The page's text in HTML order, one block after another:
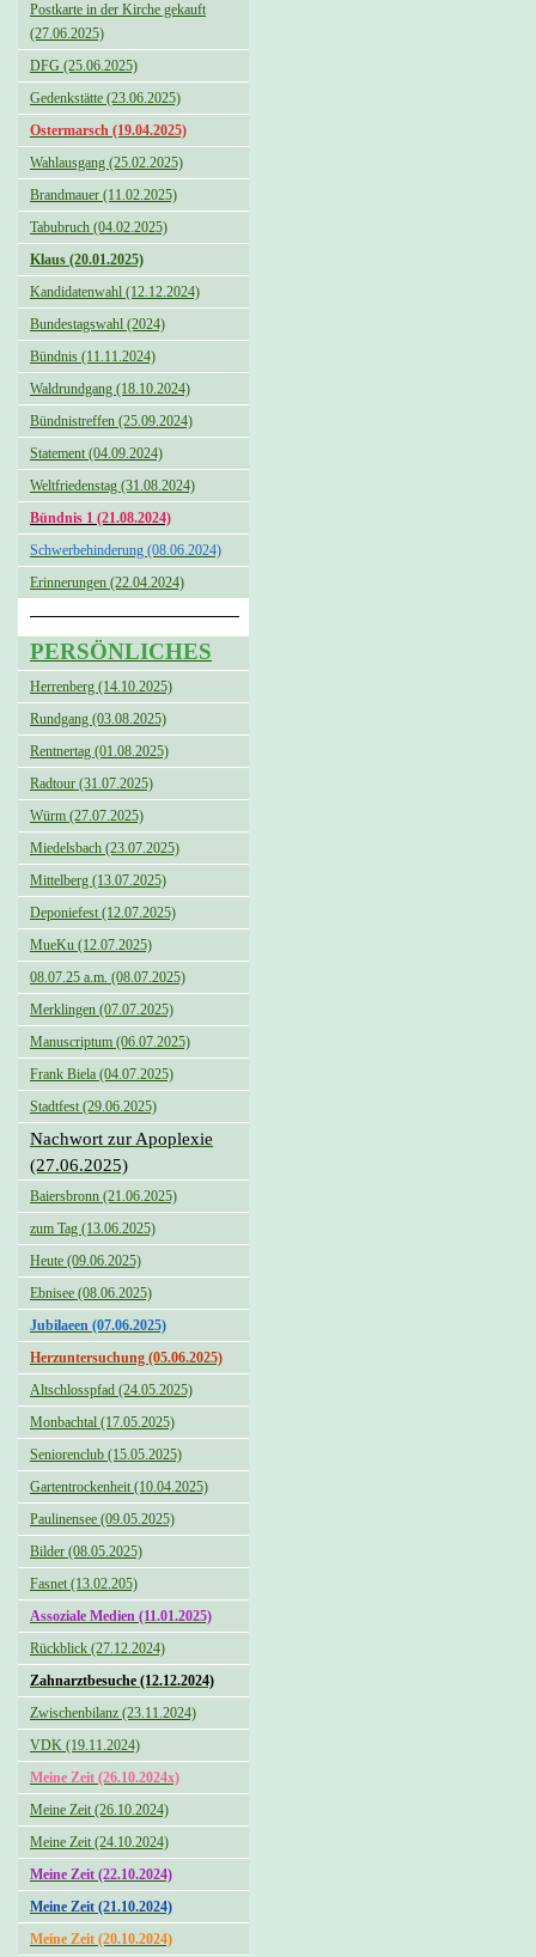
Postkarte in der Kirche gekauft
(27.06.2025)
DFG (25.06.2025)
Gedenkstätte (23.06.2025)
Ostermarsch (19.04.2025)
Wahlausgang (25.02.2025)
Brandmauer (11.02.2025)
Tabubruch (04.02.2025)
Klaus (20.01.2025)
Kandidatenwahl (12.12.2024)
Bundestagswahl (2024)
Bündnis (11.11.2024)
Waldrundgang (18.10.2024)
Bündnistreffen (25.09.2024)
Statement (04.09.2024)
Weltfriedenstag (31.08.2024)
Bündnis 1 (21.08.2024)
Schwerbehinderung (08.06.2024)
Erinnerungen (22.04.2024)
PERSÖNLICHES
Herrenberg (14.10.2025)
Rundgang (03.08.2025)
Rentnertag (01.08.2025)
Radtour (31.07.2025)
Würm (27.07.2025)
Miedelsbach (23.07.2025)
Mittelberg (13.07.2025)
Deponiefest (12.07.2025)
MueKu (12.07.2025)
08.07.25 a.m. (08.07.2025)
Merklingen (07.07.2025)
Manuscriptum (06.07.2025)
Frank Biela (04.07.2025)
Stadtfest (29.06.2025)
Nachwort zur Apoplexie
(27.06.2025)
Baiersbronn (21.06.2025)
zum Tag (13.06.2025)
Heute (09.06.2025)
Ebnisee (08.06.2025)
Jubilaeen (07.06.2025)
Herzuntersuchung (05.06.2025)
Altschlosspfad (24.05.2025)
Monbachtal (17.05.2025)
Seniorenclub (15.05.2025)
Gartentrockenheit (10.04.2025)
Paulinensee (09.05.2025)
Bilder (08.05.2025)
Fasnet (13.02.205)
Assoziale Medien (11.01.2025)
Rückblick (27.12.2024)
Zahnarztbesuche (12.12.2024)
Zwischenbilanz (23.11.2024)
VDK (19.11.2024)
Meine Zeit (26.10.2024x)
Meine Zeit (26.10.2024)
Meine Zeit (24.10.2024)
Meine Zeit (22.10.2024)
Meine Zeit (21.10.2024)
Meine Zeit (20.10.2024)